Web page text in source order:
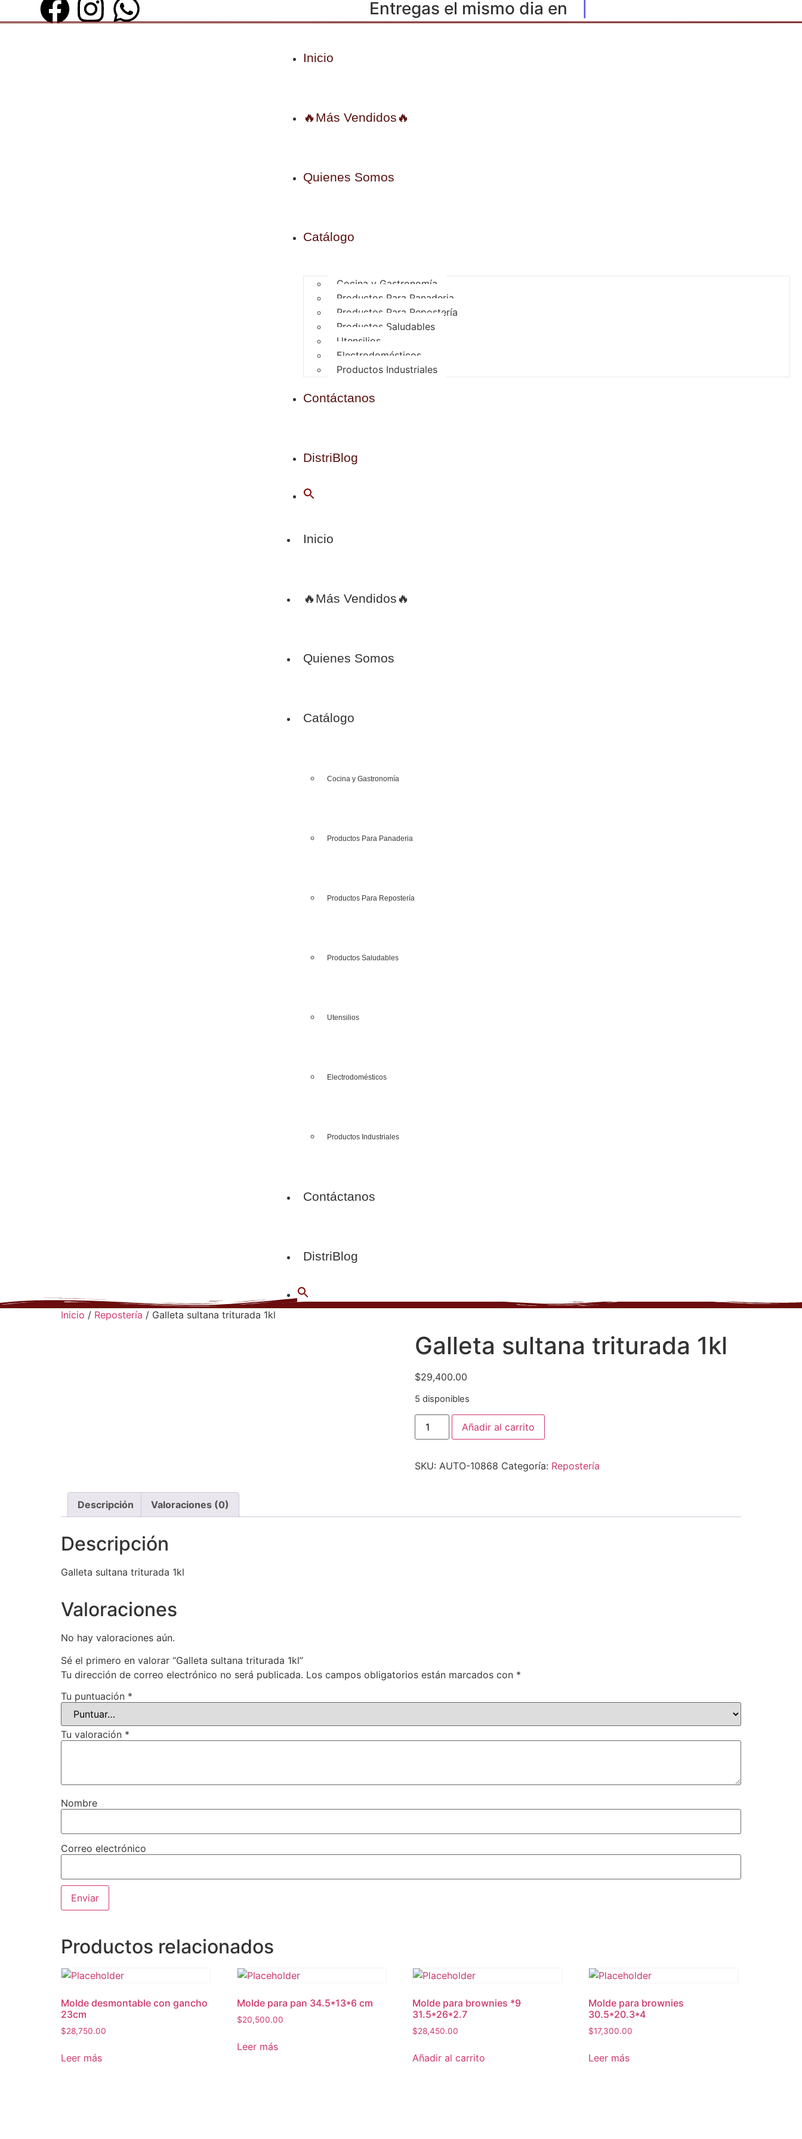
Entregas el mismo dia en
Inicio
🔥Más Vendidos🔥
Quienes Somos
Catálogo
Cocina y Gastronomía
Productos Para Panaderia
Productos Para Repostería
Productos Saludables
Utensilios
Electrodomésticos
Productos Industriales
Contáctanos
DistriBlog
Inicio
🔥Más Vendidos🔥
Quienes Somos
Catálogo
Cocina y Gastronomía
Productos Para Panaderia
Productos Para Repostería
Productos Saludables
Utensilios
Electrodomésticos
Productos Industriales
Contáctanos
DistriBlog
Inicio / Repostería / Galleta sultana triturada 1kl
Galleta sultana triturada 1kl
$29,400.00
5 disponibles
Añadir al carrito
SKU: AUTO-10868 Categoría: Repostería
Descripción Valoraciones (0)
Descripción
Galleta sultana triturada 1kl
Valoraciones
No hay valoraciones aún.
Sé el primero en valorar “Galleta sultana triturada 1kl”
Tu dirección de correo electrónico no será publicada. Los campos obligatorios están marcados con *
Tu puntuación *
Tu valoración *
Nombre
Correo electrónico
Productos relacionados
Molde desmontable con gancho
23cm
$28,750.00
Leer más
Molde para pan 34.5*13*6 cm
$20,500.00
Leer más
Molde para brownies *9
31.5*26*2.7
$28,450.00
Añadir al carrito
Molde para brownies
30.5*20.3*4
$17,300.00
Leer más